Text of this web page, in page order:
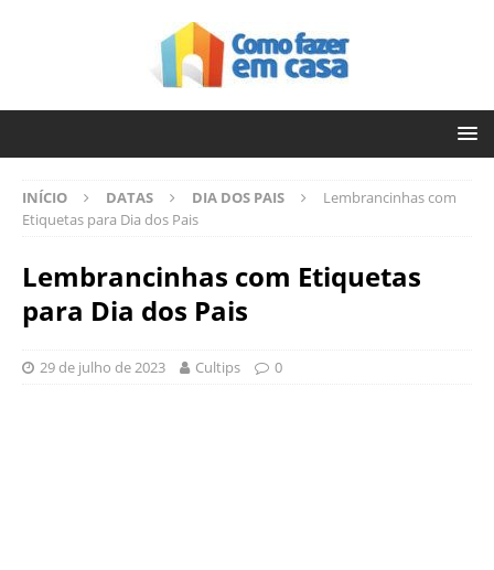
INÍCIO DATAS DIA DOS PAIS
Lembrancinhas com
Etiquetas para Dia dos Pais
Lembrancinhas com Etiquetas
para Dia dos Pais
29 de julho de 2023 Cultips 0